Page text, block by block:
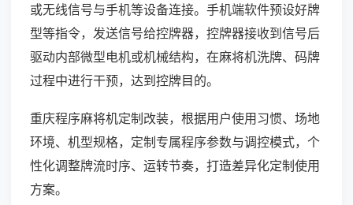
或无线信号与手机等设备连接。手机端软件预设好牌
型等指令，发送信号给控牌器，控牌器接收到信号后
驱动内部微型电机或机械结构，在麻将机洗牌、码牌
过程中进行干预，达到控牌目的。
重庆程序麻将机定制改装，根据用户使用习惯、场地
环境、机型规格，定制专属程序参数与调控模式，个
性化调整牌流时序、运转节奏，打造差异化定制使用
方案。